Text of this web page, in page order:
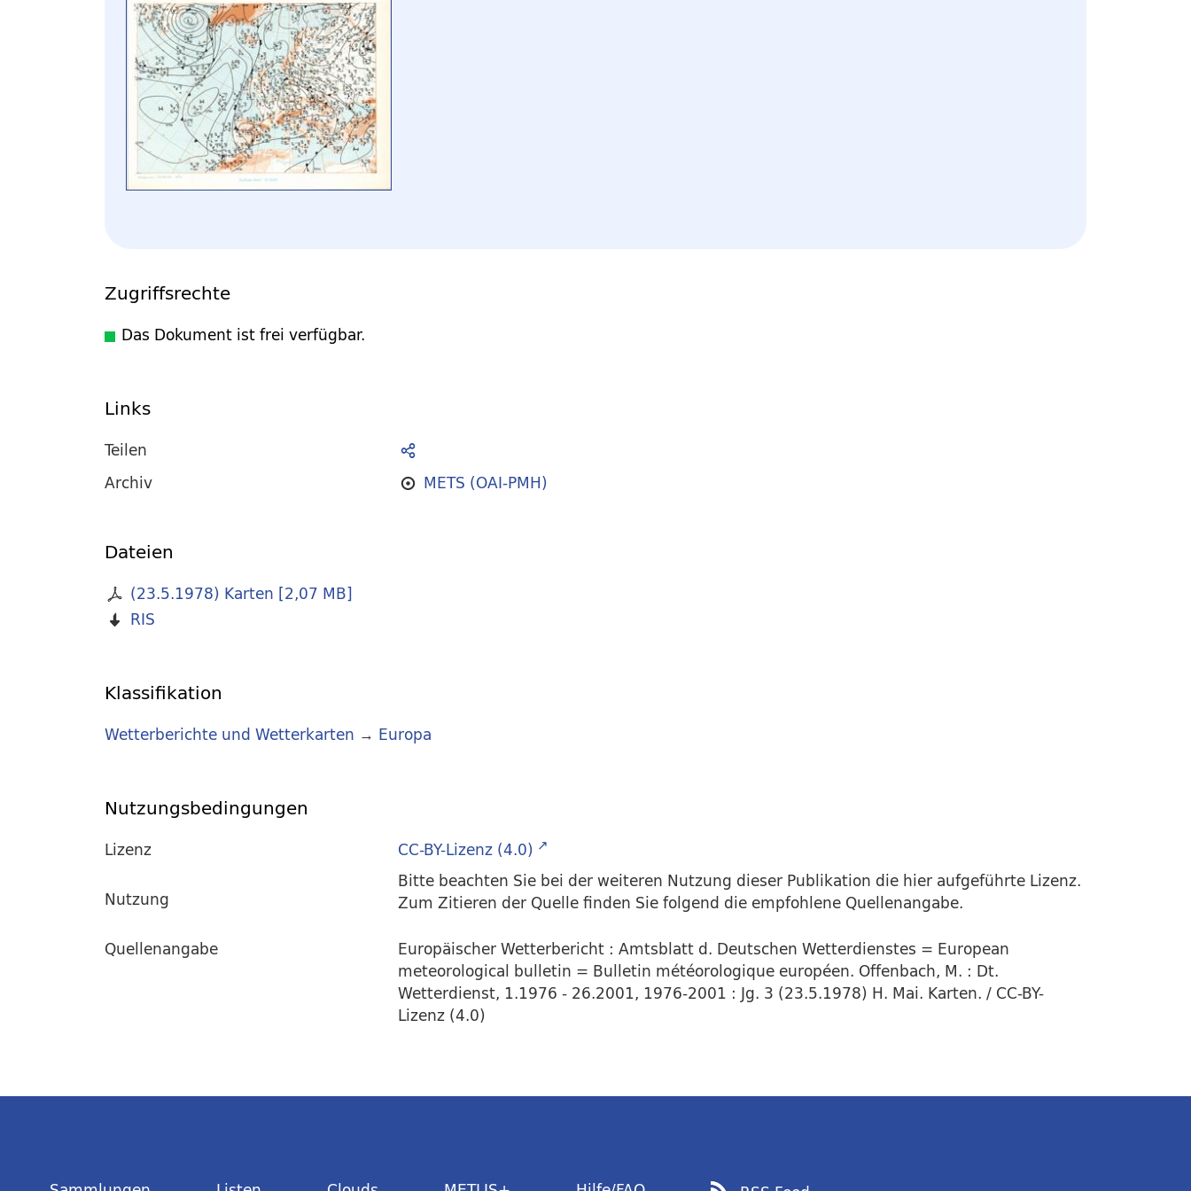
Zugriffsrechte
Das Dokument ist frei verfügbar.
Links
Teilen
Archiv
METS (OAI-PMH)
Dateien
(23.5.1978) Karten [2,07 MB]
RIS
Klassifikation
Wetterberichte und Wetterkarten → Europa
Nutzungsbedingungen
Lizenz
CC-BY-Lizenz (4.0)
Nutzung
Bitte beachten Sie bei der weiteren Nutzung dieser Publikation die hier aufgeführte Lizenz.
Zum Zitieren der Quelle finden Sie folgend die empfohlene Quellenangabe.
Quellenangabe
Europäischer Wetterbericht : Amtsblatt d. Deutschen Wetterdienstes = European
meteorological bulletin = Bulletin météorologique européen. Offenbach, M. : Dt.
Wetterdienst, 1.1976 - 26.2001, 1976-2001 : Jg. 3 (23.5.1978) H. Mai. Karten. / CC-BY-
Lizenz (4.0)